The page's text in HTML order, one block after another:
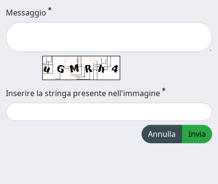
Messaggio
Inserire la stringa presente nell'immagine
Annulla Invia